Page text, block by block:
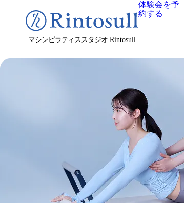
マシンピラティススタジオRintosull
体験会を予
約する